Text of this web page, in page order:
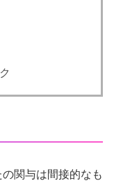
関与は間接的なも